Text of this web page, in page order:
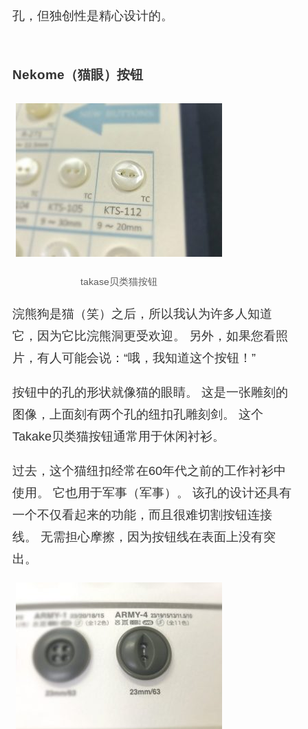
孔，但独创性是精心设计的。
Nekome（猫眼）按钮
takase贝类猫按钮
浣熊狗是猫（笑）之后，所以我认为许多人知道
它，因为它比浣熊洞更受欢迎。 另外，如果您看照
片，有人可能会说：“哦，我知道这个按钮！”
按钮中的孔的形状就像猫的眼睛。 这是一张雕刻的
图像，上面刻有两个孔的纽扣孔雕刻剑。 这个
Takake贝类猫按钮通常用于休闲衬衫。
过去，这个猫纽扣经常在60年代之前的工作衬衫中
使用。 它也用于军事（军事）。 该孔的设计还具有
一个不仅看起来的功能，而且很难切割按钮连接
线。 无需担心摩擦，因为按钮线在表面上没有突
出。